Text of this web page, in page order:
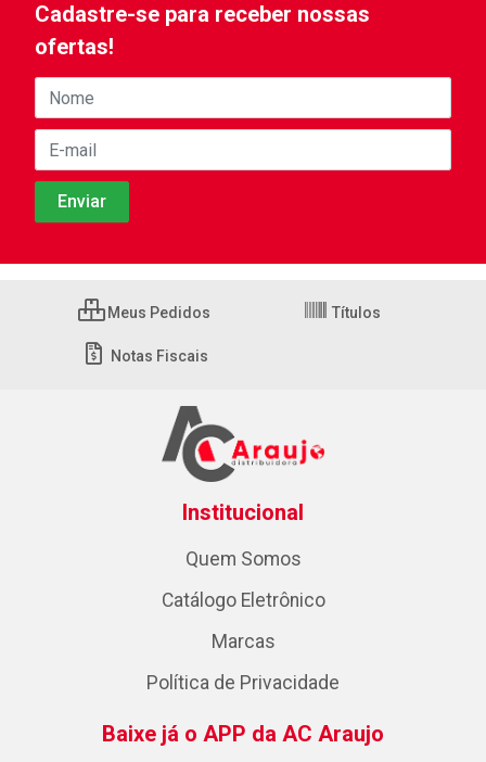
Cadastre-se para receber nossas
ofertas!
Meus Pedidos Títulos
Notas Fiscais
Institucional
Quem Somos
Catálogo Eletrônico
Marcas
Política de Privacidade
Baixe já o APP da AC Araujo